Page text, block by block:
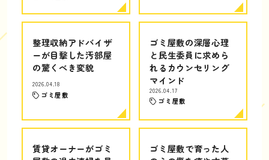
整理収納アドバイザ
ーが目撃した汚部屋
の驚くべき変貌
2026.04.18
ゴミ屋敷
ゴミ屋敷の深層心理
と民生委員に求めら
れるカウンセリング
マインド
2026.04.17
ゴミ屋敷
賃貸オーナーがゴミ
ゴミ屋敷で育った人